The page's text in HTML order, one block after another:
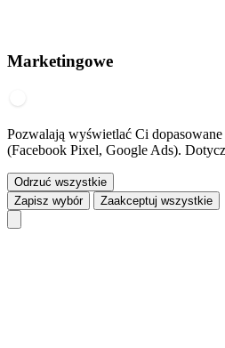
Marketingowe
Pozwalają wyświetlać Ci
(Facebook Pixel, Google Ads).
Odrzuć wszystkie
Zapisz wybór
Zaakceptuj wszystkie